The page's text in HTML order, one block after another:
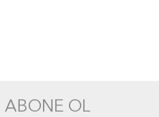
ABONE OL